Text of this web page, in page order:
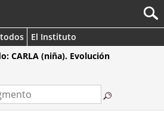
El Instituto
CARLA (niña). Evolución